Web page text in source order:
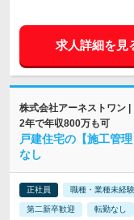
求人詳細を見
株式会社アーネストワン
2年で年収800万も可
戸建住宅の【施工管
なし
正社員 職種・業種未経
第二新卒歓迎 転勤なし